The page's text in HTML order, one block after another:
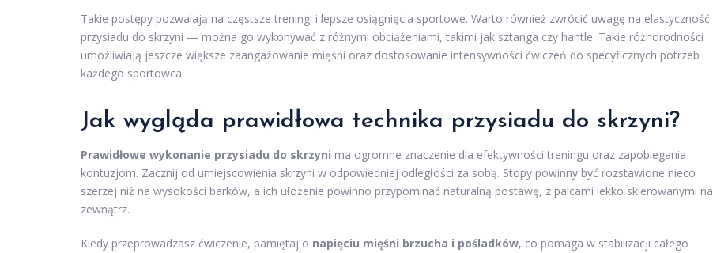
Takie postępy pozwalają na częstsze treningi i lepsze osiągnięcia sportowe. Warto również zwrócić uwagę na elastyczność
przysiadu do skrzyni — można go wykonywać z różnymi obciążeniami, takimi jak sztanga czy hantle. Takie różnorodności
umożliwiają jeszcze większe zaangażowanie mięśni oraz dostosowanie intensywności ćwiczeń do specyficznych potrzeb
każdego sportowca.
Jak wygląda prawidłowa technika przysiadu do skrzyni?
Prawidłowe wykonanie przysiadu do skrzyni ma ogromne znaczenie dla efektywności treningu oraz zapobiegania
kontuzjom. Zacznij od umiejscowienia skrzyni w odpowiedniej odległości za sobą. Stopy powinny być rozstawione nieco
szerzej niż na wysokości barków, a ich ułożenie powinno przypominać naturalną postawę, z palcami lekko skierowanymi na
zewnątrz.
Kiedy przeprowadzasz ćwiczenie, pamiętaj o napięciu mięśni brzucha i pośladków, co pomaga w stabilizacji całego